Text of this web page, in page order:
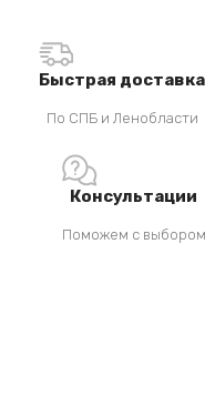
Быстрая доставка
По СПБ и Ленобласти
Консультации
Поможем с выбором